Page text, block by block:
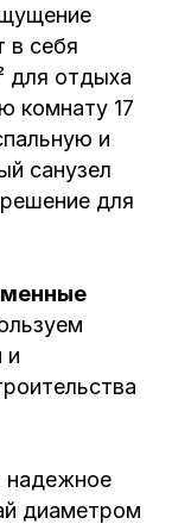
в себя
для отдыха
комнату 17
и
санузел
для
и
надежное
диаметром